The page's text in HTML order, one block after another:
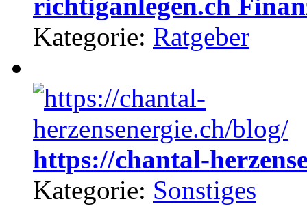
richtiganlegen.ch
Kategorie: Ratgeber
https://chantal-
Kategorie: Sonstiges